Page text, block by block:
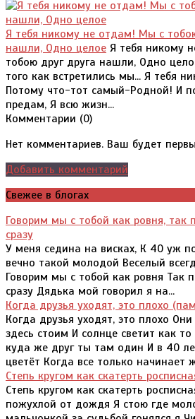
Я тебя никому не отдам! Мы с
нашли, Одно целое Я тебя никому
тобою друг друга нашли, Одно
того как встретились мы... Я тебя
Потому что-тот самый-Родной! И
предам, Я всю жизн...
Комментарии (0)
Нет комментариев. Ваш будет
Добавить комментарий
Свежее в блогах
Говорим мы с тобой как ровня, так
сразу
У меня седина на висках, К 40 уж
вечно такой молодой Веселый
Говорим мы с тобой как ровня Так
сразу Дядька мой говорил я на...
Когда друзья уходят, это плохо
Когда друзья уходят, это плохо
здесь стоим И солнце светит как
куда же друг ты там один И в 40
цветёт Когда все только начинает
Степь кругом как скатерть
Степь кругом как скатерть
пожухлой от дождя Я стою где